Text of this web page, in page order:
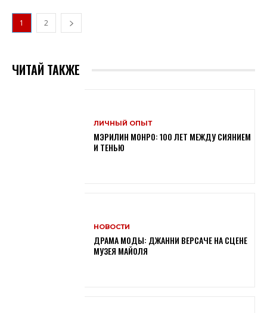
1 2
ЧИТАЙ ТАКЖЕ
ЛИЧНЫЙ ОПЫТ
МЭРИЛИН МОНРО: 100 ЛЕТ МЕЖДУ СИЯНИЕМ
И ТЕНЬЮ
НОВОСТИ
ДРАМА МОДЫ: ДЖАННИ ВЕРСАЧЕ НА СЦЕНЕ
МУЗЕЯ МАЙОЛЯ